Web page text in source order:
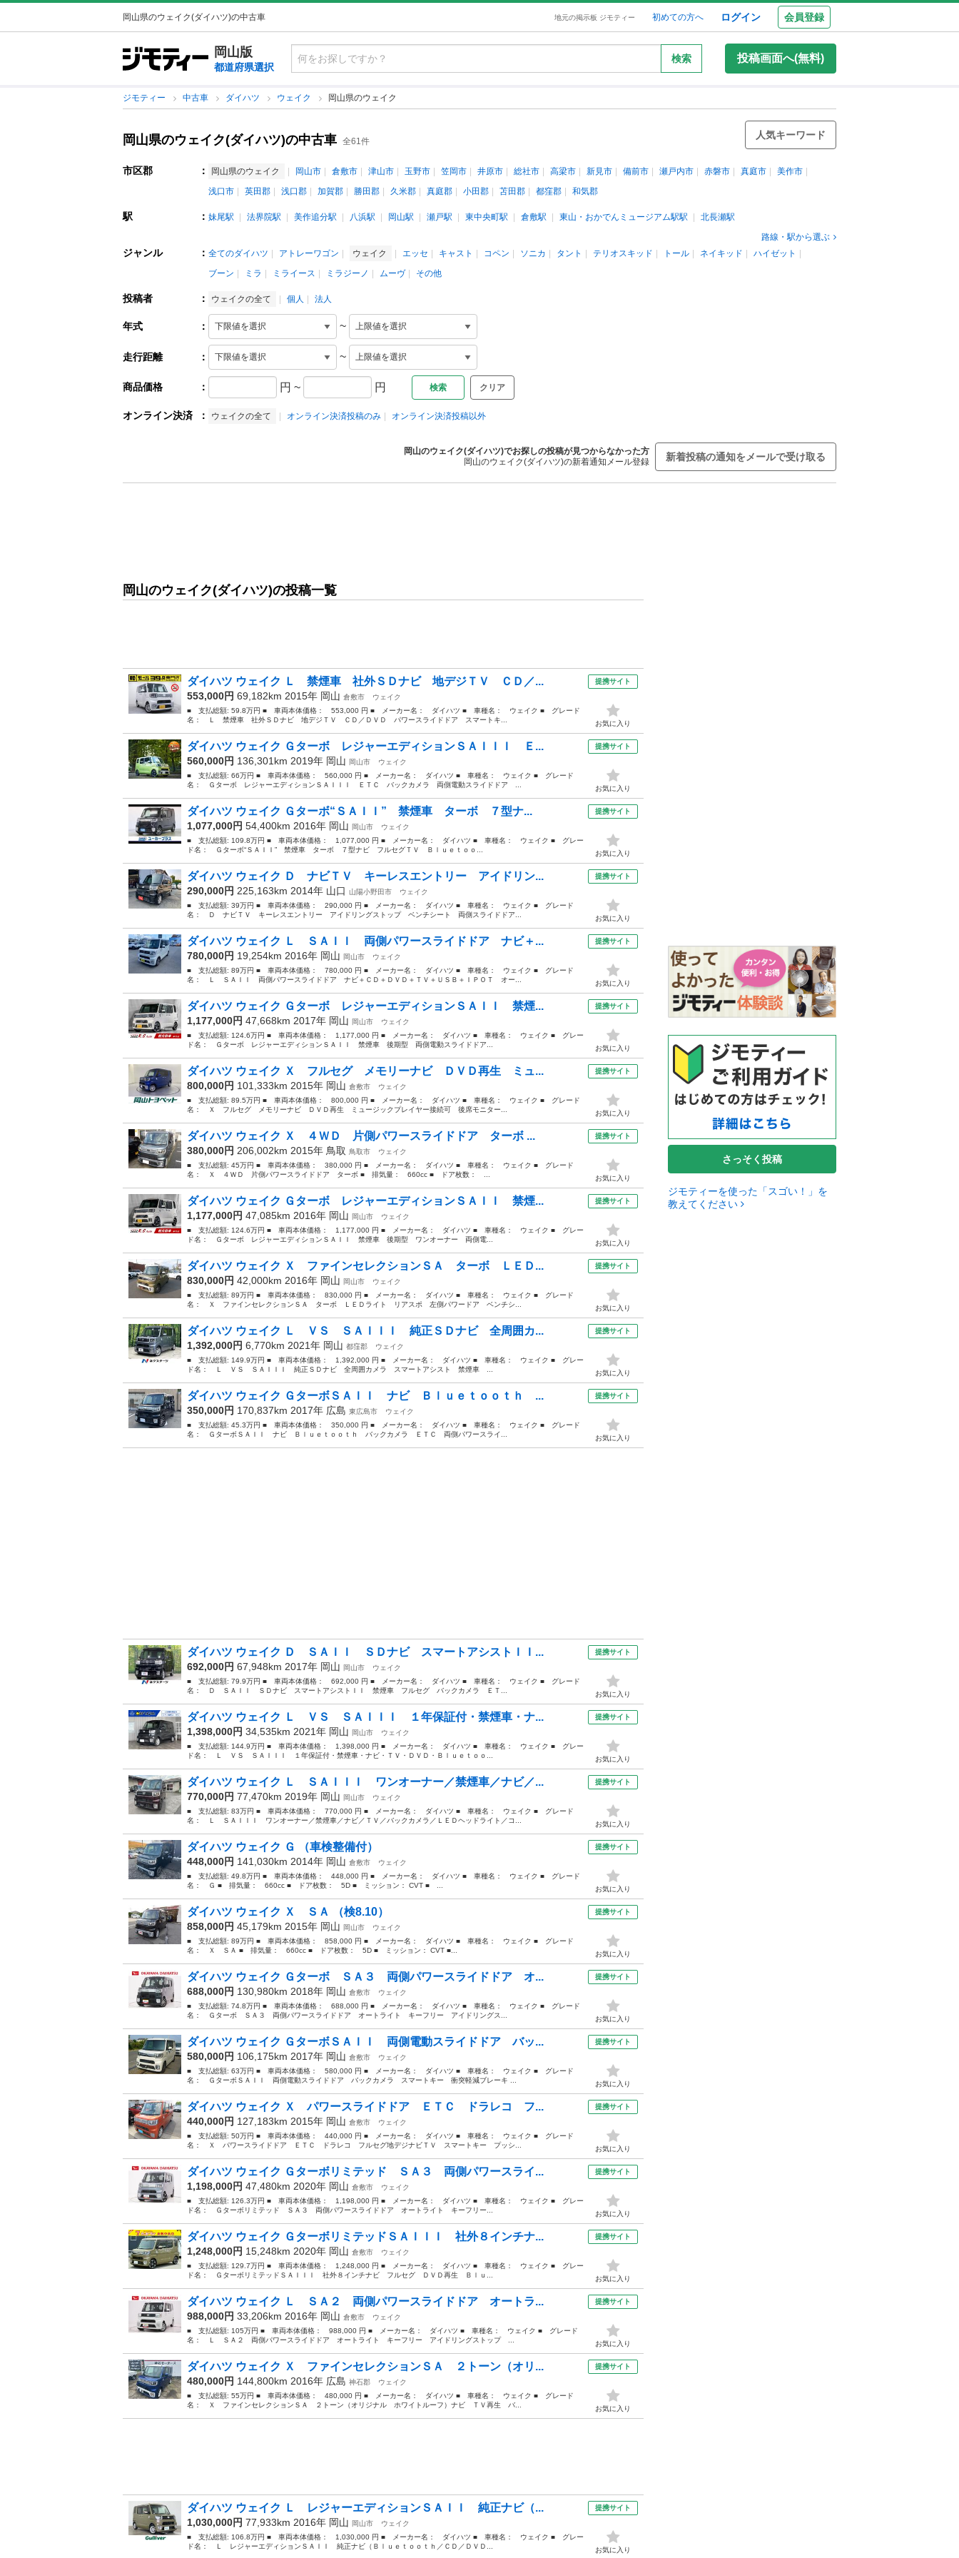
岡山県のウェイク(ダイハツ)の中古車 地元の掲示板 ジモティー 初めての方へ ログイン 会員登録
岡山版
都道府県選択
検索 投稿画面へ(無料)
ジモティー 中古車 ダイハツ ウェイク 岡山県のウェイク
岡山県のウェイク(ダイハツ)の中古車 全61件
人気キーワード
市区郡 ： 岡山県のウェイク 岡山市 倉敷市 津山市 玉野市 笠岡市 井原市 総社市 高梁市 新見市 備前市 瀬戸内市 赤磐市 真庭市
美作市
浅口市
英田郡 浅口郡 加賀郡 勝田郡 久米郡 真庭郡 小田郡 苫田郡 都窪郡 和気郡
駅 ： 妹尾駅 法界院駅 美作追分駅 八浜駅 岡山駅 瀬戸駅 東中央町駅 倉敷駅 東山・おかでんミュージアム駅駅
北長瀬駅
路線・駅から選ぶ
ジャンル ： 全てのダイハツ アトレーワゴン ウェイク エッセ キャスト コペン ソニカ タント テリオスキッド トール ネイキッド
ハイゼット
ブーン
ミラ ミライース ミラジーノ ムーヴ その他
投稿者 ： ウェイクの全て 個人 法人
年式 ： ~
走行距離 ： ~
商品価格 ： 円 ~ 円 クリア
オンライン決済 ： ウェイクの全て オンライン決済投稿のみ オンライン決済投稿以外
岡山のウェイク(ダイハツ)でお探しの投稿が見つからなかった方
岡山のウェイク(ダイハツ)の新着通知メール登録
新着投稿の通知をメールで受け取る
岡山のウェイク(ダイハツ)の投稿一覧
ダイハツ ウェイク Ｌ 禁煙車 社外ＳＤナビ 地デジＴＶ ＣＤ／...
553,000円 69,182km 2015年 岡山 倉敷市
ウェイク
■ 支払総額: 59.8万円 ■ 車両本体価格： 553,000 円 ■ メーカー名： ダイハツ ■ 車種名： ウェイク ■ グレード
名： Ｌ 禁煙車 社外ＳＤナビ 地デジＴＶ ＣＤ／ＤＶＤ パワースライドドア スマートキ...
提携サイト
お気に入り
ダイハツ ウェイク Ｇターボ レジャーエディションＳＡＩＩＩ Ｅ...
560,000円 136,301km 2019年 岡山 岡山市
ウェイク
■ 支払総額: 66万円 ■ 車両本体価格： 560,000 円 ■ メーカー名： ダイハツ ■ 車種名： ウェイク ■ グレード
名： Ｇターボ レジャーエディションＳＡＩＩＩ ＥＴＣ バックカメラ 両側電動スライドドア ...
提携サイト
お気に入り
ダイハツ ウェイク Ｇターボ“ＳＡＩＩ” 禁煙車 ターボ ７型ナ...
1,077,000円 54,400km 2016年 岡山 岡山市
ウェイク
■ 支払総額: 109.8万円 ■ 車両本体価格： 1,077,000 円 ■ メーカー名： ダイハツ ■ 車種名： ウェイク ■ グレー
ド名： Ｇターボ“ＳＡＩＩ” 禁煙車 ターボ ７型ナビ フルセグＴＶ Ｂｌｕｅｔｏｏ...
提携サイト
お気に入り
ダイハツ ウェイク Ｄ ナビＴＶ キーレスエントリー アイドリン...
290,000円 225,163km 2014年 山口 山陽小野田市
ウェイク
■ 支払総額: 39万円 ■ 車両本体価格： 290,000 円 ■ メーカー名： ダイハツ ■ 車種名： ウェイク ■ グレード
名： Ｄ ナビＴＶ キーレスエントリー アイドリングストップ ベンチシート 両側スライドドア...
提携サイト
お気に入り
ダイハツ ウェイク Ｌ ＳＡＩＩ 両側パワースライドドア ナビ＋...
780,000円 19,254km 2016年 岡山 岡山市
ウェイク
■ 支払総額: 89万円 ■ 車両本体価格： 780,000 円 ■ メーカー名： ダイハツ ■ 車種名： ウェイク ■ グレード
名： Ｌ ＳＡＩＩ 両側パワースライドドア ナビ＋ＣＤ＋ＤＶＤ＋ＴＶ＋ＵＳＢ＋ＩＰＯＴ オー...
提携サイト
お気に入り
ダイハツ ウェイク Ｇターボ レジャーエディションＳＡＩＩ 禁煙...
1,177,000円 47,668km 2017年 岡山 岡山市
ウェイク
■ 支払総額: 124.6万円 ■ 車両本体価格： 1,177,000 円 ■ メーカー名： ダイハツ ■ 車種名： ウェイク ■ グレー
ド名： Ｇターボ レジャーエディションＳＡＩＩ 禁煙車 後期型 両側電動スライドドア...
提携サイト
お気に入り
ダイハツ ウェイク Ｘ フルセグ メモリーナビ ＤＶＤ再生 ミュ...
800,000円 101,333km 2015年 岡山 倉敷市
ウェイク
■ 支払総額: 89.5万円 ■ 車両本体価格： 800,000 円 ■ メーカー名： ダイハツ ■ 車種名： ウェイク ■ グレード
名： Ｘ フルセグ メモリーナビ ＤＶＤ再生 ミュージックプレイヤー接続可 後席モニター...
提携サイト
お気に入り
ダイハツ ウェイク Ｘ ４ＷＤ 片側パワースライドドア ターボ ...
380,000円 206,002km 2015年 鳥取 鳥取市
ウェイク
■ 支払総額: 45万円 ■ 車両本体価格： 380,000 円 ■ メーカー名： ダイハツ ■ 車種名： ウェイク ■ グレード
名： Ｘ ４ＷＤ 片側パワースライドドア ターボ ■ 排気量： 660cc ■ ドア枚数： ...
提携サイト
お気に入り
ダイハツ ウェイク Ｇターボ レジャーエディションＳＡＩＩ 禁煙...
1,177,000円 47,085km 2016年 岡山 岡山市
ウェイク
■ 支払総額: 124.6万円 ■ 車両本体価格： 1,177,000 円 ■ メーカー名： ダイハツ ■ 車種名： ウェイク ■ グレー
ド名： Ｇターボ レジャーエディションＳＡＩＩ 禁煙車 後期型 ワンオーナー 両側電...
提携サイト
お気に入り
ダイハツ ウェイク Ｘ ファインセレクションＳＡ ターボ ＬＥＤ...
830,000円 42,000km 2016年 岡山 岡山市
ウェイク
■ 支払総額: 89万円 ■ 車両本体価格： 830,000 円 ■ メーカー名： ダイハツ ■ 車種名： ウェイク ■ グレード
名： Ｘ ファインセレクションＳＡ ターボ ＬＥＤライト リアスポ 左側パワードア ベンチシ...
提携サイト
お気に入り
ダイハツ ウェイク Ｌ ＶＳ ＳＡＩＩＩ 純正ＳＤナビ 全周囲カ...
1,392,000円 6,770km 2021年 岡山 都窪郡
ウェイク
■ 支払総額: 149.9万円 ■ 車両本体価格： 1,392,000 円 ■ メーカー名： ダイハツ ■ 車種名： ウェイク ■ グレー
ド名： Ｌ ＶＳ ＳＡＩＩＩ 純正ＳＤナビ 全周囲カメラ スマートアシスト 禁煙車 ...
提携サイト
お気に入り
ダイハツ ウェイク ＧターボＳＡＩＩ ナビ Ｂｌｕｅｔｏｏｔｈ ...
350,000円 170,837km 2017年 広島 東広島市
ウェイク
■ 支払総額: 45.3万円 ■ 車両本体価格： 350,000 円 ■ メーカー名： ダイハツ ■ 車種名： ウェイク ■ グレード
名： ＧターボＳＡＩＩ ナビ Ｂｌｕｅｔｏｏｔｈ バックカメラ ＥＴＣ 両側パワースライ...
提携サイト
お気に入り
ダイハツ ウェイク Ｄ ＳＡＩＩ ＳＤナビ スマートアシストＩＩ...
692,000円 67,948km 2017年 岡山 岡山市
ウェイク
■ 支払総額: 79.9万円 ■ 車両本体価格： 692,000 円 ■ メーカー名： ダイハツ ■ 車種名： ウェイク ■ グレード
名： Ｄ ＳＡＩＩ ＳＤナビ スマートアシストＩＩ 禁煙車 フルセグ バックカメラ ＥＴ...
提携サイト
お気に入り
ダイハツ ウェイク Ｌ ＶＳ ＳＡＩＩＩ １年保証付・禁煙車・ナ...
1,398,000円 34,535km 2021年 岡山 岡山市
ウェイク
■ 支払総額: 144.9万円 ■ 車両本体価格： 1,398,000 円 ■ メーカー名： ダイハツ ■ 車種名： ウェイク ■ グレー
ド名： Ｌ ＶＳ ＳＡＩＩＩ １年保証付・禁煙車・ナビ・ＴＶ・ＤＶＤ・Ｂｌｕｅｔｏｏ...
提携サイト
お気に入り
ダイハツ ウェイク Ｌ ＳＡＩＩＩ ワンオーナー／禁煙車／ナビ／...
770,000円 77,470km 2019年 岡山 岡山市
ウェイク
■ 支払総額: 83万円 ■ 車両本体価格： 770,000 円 ■ メーカー名： ダイハツ ■ 車種名： ウェイク ■ グレード
名： Ｌ ＳＡＩＩＩ ワンオーナー／禁煙車／ナビ／ＴＶ／バックカメラ／ＬＥＤヘッドライト／コ...
提携サイト
お気に入り
ダイハツ ウェイク Ｇ （車検整備付）
448,000円 141,030km 2014年 岡山 倉敷市
ウェイク
■ 支払総額: 49.8万円 ■ 車両本体価格： 448,000 円 ■ メーカー名： ダイハツ ■ 車種名： ウェイク ■ グレード
名： Ｇ ■ 排気量： 660cc ■ ドア枚数： 5D ■ ミッション： CVT ■ ...
提携サイト
お気に入り
ダイハツ ウェイク Ｘ ＳＡ （検8.10）
858,000円 45,179km 2015年 岡山 岡山市
ウェイク
■ 支払総額: 89万円 ■ 車両本体価格： 858,000 円 ■ メーカー名： ダイハツ ■ 車種名： ウェイク ■ グレード
名： Ｘ ＳＡ ■ 排気量： 660cc ■ ドア枚数： 5D ■ ミッション： CVT ■...
提携サイト
お気に入り
ダイハツ ウェイク Ｇターボ ＳＡ３ 両側パワースライドドア オ...
688,000円 130,980km 2018年 岡山 倉敷市
ウェイク
■ 支払総額: 74.8万円 ■ 車両本体価格： 688,000 円 ■ メーカー名： ダイハツ ■ 車種名： ウェイク ■ グレード
名： Ｇターボ ＳＡ３ 両側パワースライドドア オートライト キーフリー アイドリングス...
提携サイト
お気に入り
ダイハツ ウェイク ＧターボＳＡＩＩ 両側電動スライドドア バッ...
580,000円 106,175km 2017年 岡山 倉敷市
ウェイク
■ 支払総額: 63万円 ■ 車両本体価格： 580,000 円 ■ メーカー名： ダイハツ ■ 車種名： ウェイク ■ グレード
名： ＧターボＳＡＩＩ 両側電動スライドドア バックカメラ スマートキー 衝突軽減ブレーキ ...
提携サイト
お気に入り
ダイハツ ウェイク Ｘ パワースライドドア ＥＴＣ ドラレコ フ...
440,000円 127,183km 2015年 岡山 倉敷市
ウェイク
■ 支払総額: 50万円 ■ 車両本体価格： 440,000 円 ■ メーカー名： ダイハツ ■ 車種名： ウェイク ■ グレード
名： Ｘ パワースライドドア ＥＴＣ ドラレコ フルセグ地デジナビＴＶ スマートキー プッシ...
提携サイト
お気に入り
ダイハツ ウェイク Ｇターボリミテッド ＳＡ３ 両側パワースライ...
1,198,000円 47,480km 2020年 岡山 倉敷市
ウェイク
■ 支払総額: 126.3万円 ■ 車両本体価格： 1,198,000 円 ■ メーカー名： ダイハツ ■ 車種名： ウェイク ■ グレー
ド名： Ｇターボリミテッド ＳＡ３ 両側パワースライドドア オートライト キーフリー...
提携サイト
お気に入り
ダイハツ ウェイク ＧターボリミテッドＳＡＩＩＩ 社外８インチナ...
1,248,000円 15,248km 2020年 岡山 倉敷市
ウェイク
■ 支払総額: 129.7万円 ■ 車両本体価格： 1,248,000 円 ■ メーカー名： ダイハツ ■ 車種名： ウェイク ■ グレー
ド名： ＧターボリミテッドＳＡＩＩＩ 社外８インチナビ フルセグ ＤＶＤ再生 Ｂｌｕ...
提携サイト
お気に入り
ダイハツ ウェイク Ｌ ＳＡ２ 両側パワースライドドア オートラ...
988,000円 33,206km 2016年 岡山 倉敷市
ウェイク
■ 支払総額: 105万円 ■ 車両本体価格： 988,000 円 ■ メーカー名： ダイハツ ■ 車種名： ウェイク ■ グレード
名： Ｌ ＳＡ２ 両側パワースライドドア オートライト キーフリー アイドリングストップ ...
提携サイト
お気に入り
ダイハツ ウェイク Ｘ ファインセレクションＳＡ ２トーン（オリ...
480,000円 144,800km 2016年 広島 神石郡
ウェイク
■ 支払総額: 55万円 ■ 車両本体価格： 480,000 円 ■ メーカー名： ダイハツ ■ 車種名： ウェイク ■ グレード
名： Ｘ ファインセレクションＳＡ ２トーン（オリジナル ホワイトルーフ）ナビ ＴＶ再生 バ...
提携サイト
お気に入り
ダイハツ ウェイク Ｌ レジャーエディションＳＡＩＩ 純正ナビ（...
1,030,000円 77,933km 2016年 岡山 岡山市
ウェイク
■ 支払総額: 106.8万円 ■ 車両本体価格： 1,030,000 円 ■ メーカー名： ダイハツ ■ 車種名： ウェイク ■ グレー
ド名： Ｌ レジャーエディションＳＡＩＩ 純正ナビ（Ｂｌｕｅｔｏｏｔｈ／ＣＤ／ＤＶＤ...
提携サイト
お気に入り
さっそく投稿
ジモティーを使った「スゴい！」を
教えてください